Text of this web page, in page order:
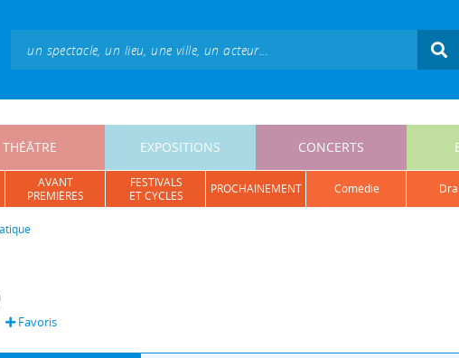
THÉÂTRE EXPOSITIONS CONCERTS
AVANT
PREMIÈRES
FESTIVALS
ET CYCLES
PROCHAINEMENT comédie
Favoris